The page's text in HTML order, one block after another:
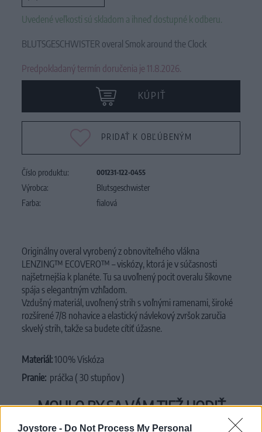
Joystore - Do Not Process My Personal
Uvedené veľkosti sú skladom a ihneď dostupné k odberu.
BLUTSGESCHWISTER overal Smok around the Clock
Predpokladaný termín doručenia je 11.8.2026.
KÚPIŤ
PRIDAŤ K OBĽÚBENÝM
Číslo produktu: 001231-122-0455
Výrobca:
Blutsgeschwister
Farba:
fialová
Originálny overal vyrobený z obnoviteľného vlákna
LENZING™ ECOVERO™ – viskózy, ktorá je v súčasnosti
najšetrnejšia k planéte. Tu sa uvoľnený pocit overalu šikovne
spája s elegantným vzhľadom.
Vzdušný materiál, uvoľnený strih s voľnými ramenami, široké
rozšírené 7/8 nohavice a elastický návlekový zvršok zaručia
skvelý strih, takže sa budete cítiť úžasne.
Materiál:100% Viskóza
Pranie: práčka ( 30 stupňov )
MOHLO BY SA VÁM TIEŽ HODIŤ